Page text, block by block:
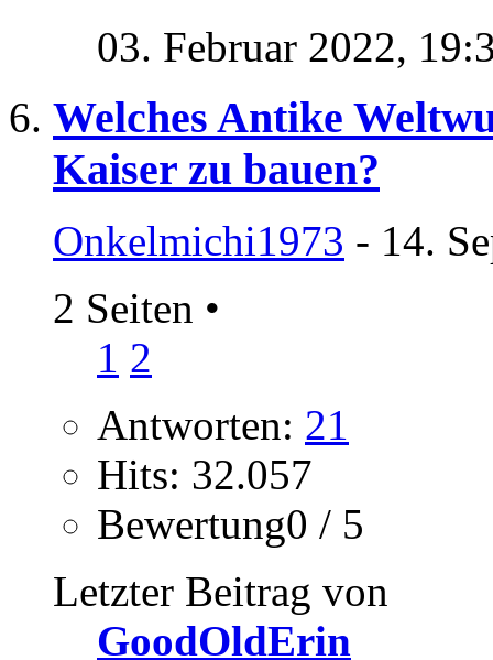
03. Februar 2022,
Welches Antike
Kaiser zu bauen?
Onkelmichi1973 - 14.
2 Seiten •
1 2
Antworten: 21
Hits: 32.057
Bewertung0 / 5
Letzter Beitrag von
GoodOldErin